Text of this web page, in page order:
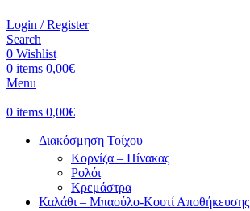
Login / Register
Search
0 Wishlist
0 items 0,00€
Menu
0 items 0,00€
Διακόσμηση Τοίχου
Κορνίζα – Πίνακας
Ρολόι
Κρεμάστρα
Καλάθι – Μπαούλο-Κουτί Αποθήκευσης